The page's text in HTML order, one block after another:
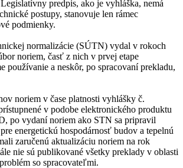
predpis, ako je vyhláška, nemá
postupy, stanovuje len rámec
podmienky.
normalizácie (SÚTN) vydal v rokoch
noriem, časť z nich v prvej etape
používanie a neskôr, po spracovaní prekladu,
noriem v čase platnosti vyhlášky č.
v podobe elektronického produktu
po vydaní noriem ako STN sa pripravil
energetickú hospodárnosť budov a tepelnú
zaručenú aktualizáciu noriem na rok
nie sú publikované všetky preklady v oblasti
so spracovateľmi.